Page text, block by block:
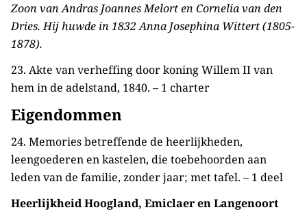
Zoon van Andras Joannes Melort en Cornelia van den
Dries. Hij huwde in 1832 Anna Josephina Wittert (1805-
1878).
23. Akte van verheffing door koning Willem II van
hem in de adelstand, 1840. – 1 charter
Eigendommen
24. Memories betreffende de heerlijkheden,
leengoederen en kastelen, die toebehoorden aan
leden van de familie, zonder jaar; met tafel. – 1 deel
Heerlijkheid Hoogland, Emiclaer en Langenoort